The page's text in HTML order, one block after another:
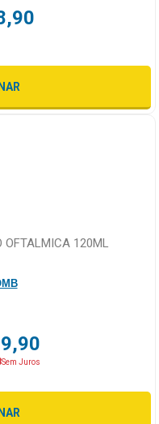
OFTALMICA 120ML
Sem Juros